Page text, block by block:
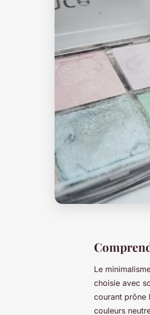
Le
choisie avec
courant prône
couleurs